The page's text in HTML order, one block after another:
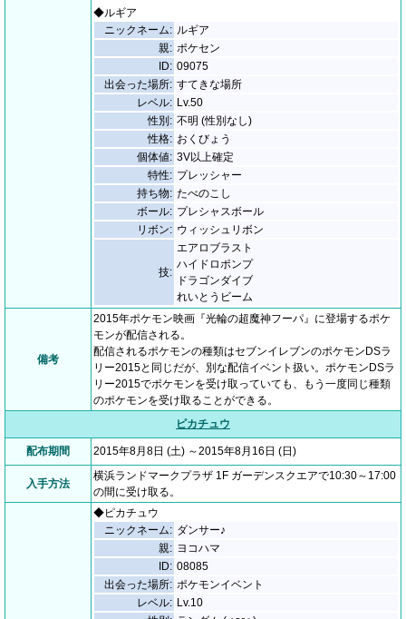
◆ルギア
ニックネーム: ルギア
親: ポケセン
ID: 09075
出会った場所: すてきな場所
レベル: Lv.50
性別: 不明 (性別なし)
性格: おくびょう
個体値: 3V以上確定
特性: プレッシャー
持ち物: たべのこし
ボール: プレシャスボール
リボン: ウィッシュリボン
技:
エアロブラスト
ハイドロポンプ
ドラゴンダイブ
れいとうビーム
備考
2015年ポケモン映画『光輪の超魔神フーパ』に登場するポケ
モンが配信される。
配信されるポケモンの種類はセブンイレブンのポケモンDSラ
リー2015と同じだが、別な配信イベント扱い。ポケモンDSラ
リー2015でポケモンを受け取っていても、もう一度同じ種類
のポケモンを受け取ることができる。
ピカチュウ
配布期間 2015年8月8日 (土) ～2015年8月16日 (日)
入手方法
横浜ランドマークプラザ 1F ガーデンスクエアで10:30～17:00
の間に受け取る。
◆ピカチュウ
ニックネーム: ダンサー♪
親: ヨコハマ
ID: 08085
出会った場所: ポケモンイベント
レベル: Lv.10